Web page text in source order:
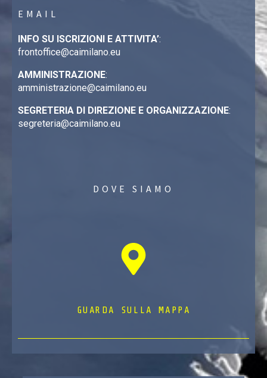
EMAIL
INFO SU ISCRIZIONI E ATTIVITA’:
frontoffice@caimilano.eu
AMMINISTRAZIONE:
amministrazione@caimilano.eu
SEGRETERIA DI DIREZIONE E ORGANIZZAZIONE:
segreteria@caimilano.eu
DOVE SIAMO
GUARDA SULLA MAPPA